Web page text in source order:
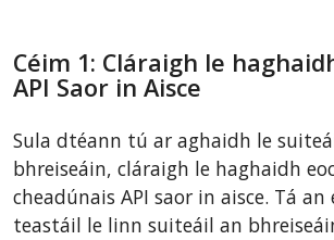
Céim 1: Cláraigh le
API Saor in Aisce
Sula dtéann tú ar aghaidh le
bhreiseáin, cláraigh le haghaidh
cheadúnais API saor in aisce. Tá an
teastáil le linn suiteáil an